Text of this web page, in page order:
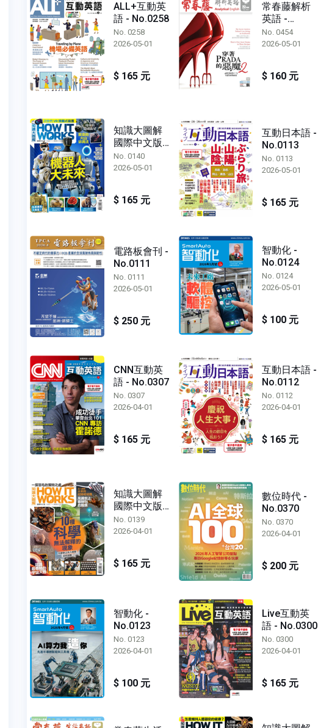
ALL+互動英
語 - No.0258
No. 0258
2026-05-01
$ 165 元
常春藤解析
英語 -
No.0454
No. 0454
2026-05-01
$ 160 元
知識大圖解
國際中文版 -
No.0140
No. 0140
2026-05-01
$ 165 元
互動日本語 -
No.0113
No. 0113
2026-05-01
$ 165 元
電路板會刊 -
No.0111
No. 0111
2026-05-01
$ 250 元
智動化 -
No.0124
No. 0124
2026-05-01
$ 100 元
CNN互動英
語 - No.0307
No. 0307
2026-04-01
$ 165 元
互動日本語 -
No.0112
No. 0112
2026-04-01
$ 165 元
知識大圖解
國際中文版 -
No.0139
No. 0139
2026-04-01
$ 165 元
數位時代 -
No.0370
No. 0370
2026-04-01
$ 200 元
智動化 -
No.0123
No. 0123
2026-04-01
$ 100 元
Live互動英
語 - No.0300
No. 0300
2026-04-01
$ 165 元